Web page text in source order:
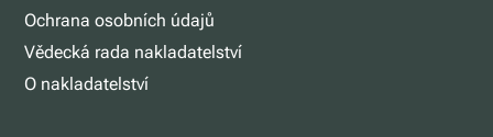
Ochrana osobních údajů
Vědecká rada nakladatelství
O nakladatelství